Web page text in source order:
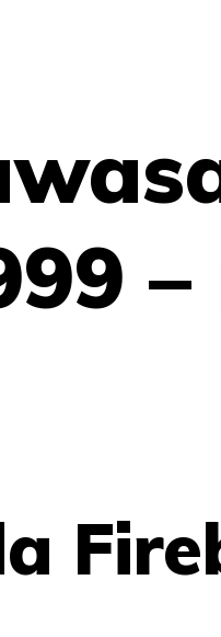
–